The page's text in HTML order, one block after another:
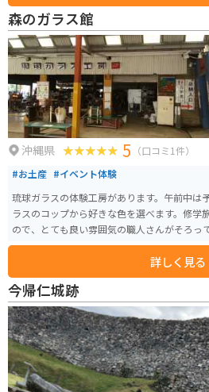
森のガラス館
沖縄県 5 （口コミ1件）
#お土産 #イベント体験
琉球ガラスの体験工房があります。午前中は
ラスのコップから好きな色を選べます。修学
ので、とても良い雰囲気の職人さんがそろっ
指導してくれますので、上手に作れます。作
産屋さんの商品と合わせて自宅まで郵送して
撮影を手伝ってくれたりもします。
詳しく見る
今帰仁城跡